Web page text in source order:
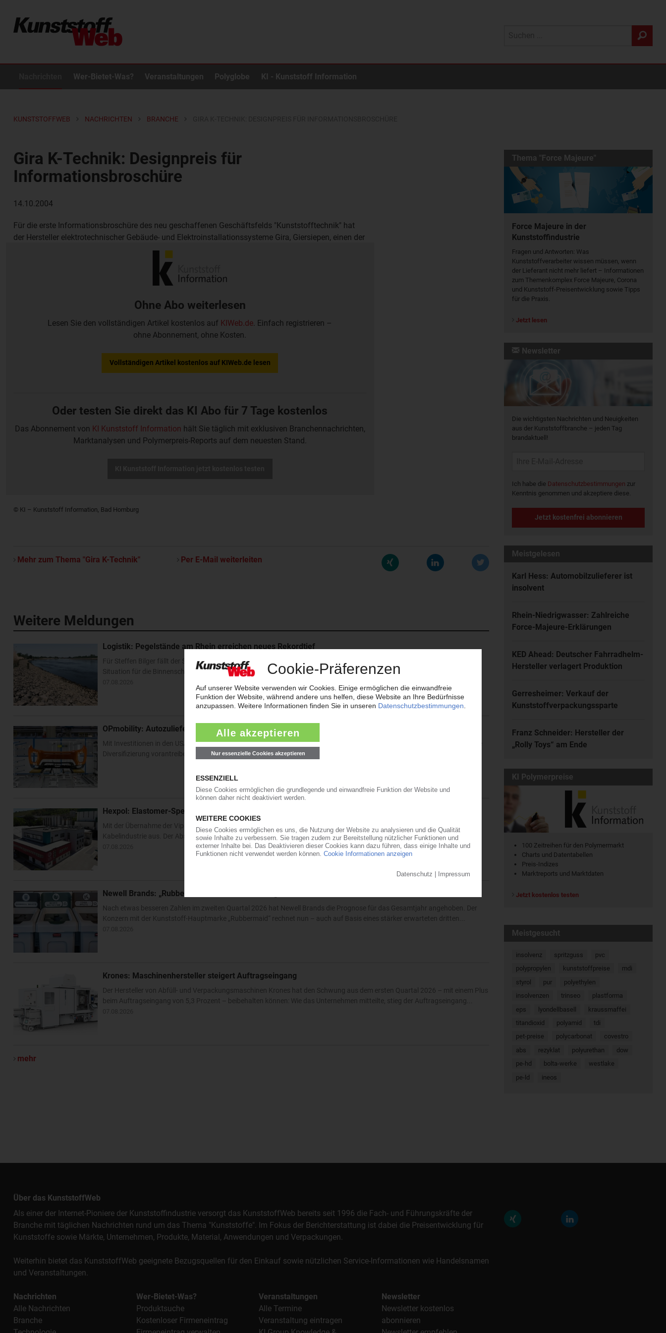
Wer-Bietet-Was? Veranstaltungen Polyglobe KI - Kunststoff Information
KUNSTSTOFFWEB NACHRICHTEN BRANCHE
Gira K-Technik: Designpreis für
Informationsbroschüre
14.10.2004
Für die erste Informationsbroschüre des neu geschaffenen Geschäftsfelds "Kunststofftechnik" hat
der Hersteller elektrotechnischer Gebäude- und Elektroinstallationssysteme Gira, Giersiepen, einen der
15 "Silver Awards" der International Forum Design GmbH (IF), Hannover, erhalten. Kommentar der
Jury: "Glasklare Informationen, sehr gute Fotos".
Ohne Abo weiterlesen
Lesen Sie den vollständigen Artikel kostenlos auf KIWeb.de. Einfach registrieren –
ohne Abonnement, ohne Kosten.
Vollständigen Artikel kostenlos auf KIWeb.de lesen
Oder testen Sie direkt das KI Abo für 7 Tage kostenlos
Das Abonnement von KI Kunststoff Information hält Sie täglich mit exklusiven Branchennachrichten,
Marktanalysen und Polymerpreis-Reports auf dem neuesten Stand.
© KI – Kunststoff Information, Bad Homburg
Mehr zum Thema "Gira K-Technik" Per E-Mail weiterleiten
Weitere Meldungen
Logistik: Pegelstände am Rhein erreichen neues Rekordtief
Für Steffen Bilger fällt der Sommerurlaub derzeit so flach wie das Niedrigwasser im Rhein. Angesichts der dramatischen
Situation für die Binnenschifffahrt hat der frisch gekürte Bundesverkehrsminister zur Konferenz nach Bonn geladen. Dort...
OPmobility: Autozulieferer verstärkt Präsenz in den USA und Asien
Mit Investitionen in den USA und Asien will der Automobilzulieferer OPmobility – die frühere Plastic Omnium – seine regionale
Diversifizierung vorantreiben. Im US-Bundesstaat Ohio errichtet der familiengeführte Automobilzulieferer ein...
Hexpol: Elastomer-Spezialist kauft den PVC-Compoundeur Vipa
Mit der Übernahme der Vipa Group baut Hexpol die geografische Präsenz sowie das Geschäft mit Compounds für die
Kabelindustrie aus. Der Abschluss der Transaktion werde noch für das laufende dritte Quartal 2026 erwartet, teilt der...
Newell Brands: „Rubbermaid“-Konzern hebt Prognose für 2026 an
Nach etwas besseren Zahlen im zweiten Quartal 2026 hat Newell Brands die Prognose für das Gesamtjahr angehoben. Der
Konzern mit der Kunststoff-Hauptmarke „Rubbermaid“ rechnet nun – auch auf Basis eines stärker erwarteten dritten...
Krones: Maschinenhersteller steigert Auftragseingang
Der Hersteller von Abfüll- und Verpackungsmaschinen Krones hat den Schwung aus dem ersten Quartal 2026 – mit einem Plus
beim Auftragseingang von 5,3 Prozent – beibehalten können: Wie das Unternehmen mitteilte, stieg der Auftragseingang...
mehr
Thema "Force Majeure"
Force Majeure in der
Kunststoffindustrie
Fragen und Antworten: Was
Kunst­stoff­verarbeiter wissen müssen, wenn
der Lieferant nicht mehr liefert – Informationen
zum Themenkomplex Force Majeure, Corona
und Kunststoff-Preisentwicklung sowie Tipps
für die Praxis.
Jetzt lesen
Newsletter
Die wichtigsten Nachrichten und Neuigkeiten
aus der Kunststoffbranche – jeden Tag
brandaktuell!
Ich habe die Datenschutzbestimmungen zur
Kenntnis genommen und akzeptiere diese.
Jetzt kostenfrei abonnieren
Meistgelesen
Karl Hess: Automobilzulieferer ist
insolvent
Rhein-Niedrigwasser: Zahlreiche
Force-Majeure-Erklärungen
KED Ahead: Deutscher Fahrradhelm-
Hersteller verlagert Produktion
Gerresheimer: Verkauf der
Kunststoffverpackungssparte
Franz Schneider: Hersteller der
„Rolly Toys“ am Ende
KI Polymerpreise
100 Zeitreihen für den Polymermarkt
Charts und Datentabellen
Preis-Indizes
Marktreports und Marktdaten
Jetzt kostenlos testen
Meistgesucht
insolvenz spritzguss
pvc
polypropylen
kunststoffpreise
mdi
styrol
pur
polyethylen
insolvenzen
trinseo
plastforma
eps
lyondellbasell
kraussmaffei
titandioxid
polyamid
tdi
pet-preise
polycarbonat
covestro
abs
rezyklat polyurethan
dow
pe-hd
bolta-werke
westlake
pe-ld
ineos
Über das KunststoffWeb
Als einer der Internet-Pioniere der Kunststoffindustrie versorgt das KunststoffWeb bereits seit 1996 die Fach- und Führungskräfte der
Branche mit täglichen Nachrichten rund um das Thema "Kunststoffe". Im Fokus der Berichterstattung ist dabei die Preisentwicklung für
Kunststoffe sowie Märkte, Unternehmen, Produkte, Material, Anwendungen und Verpackungen.
Weiterhin bietet das KunststoffWeb geeignete Bezugsquellen für den Einkauf sowie nützlichen Service-Informationen wie Handelsnamen
und Veranstaltungen.
Nachrichten
Alle Nachrichten
Branche
Wer-Bietet-Was?
Produktsuche
Kostenloser Firmeneintrag
Veranstaltungen
Alle Termine
Veranstaltung eintragen
Newsletter
Newsletter kostenlos
abonnieren